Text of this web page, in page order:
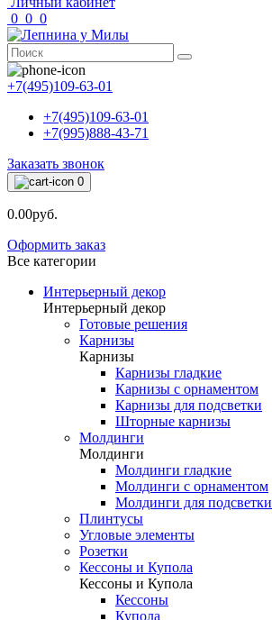
0 0 0
+7(495)109-63-01
+7(495)109-63-01
+7(995)888-43-71
Заказать звонок
0
0.00руб.
Оформить заказ
Все категории
Интерьерный декор
Интерьерный декор
Готовые решения
Карнизы
Карнизы
Карнизы гладкие
Карнизы с орнаментом
Карнизы для подсветки
Шторные карнизы
Молдинги
Молдинги
Молдинги гладкие
Молдинги с орнаментом
Молдинги для подсветки
Плинтусы
Угловые элементы
Розетки
Кессоны и Купола
Кессоны и Купола
Кессоны
Купола